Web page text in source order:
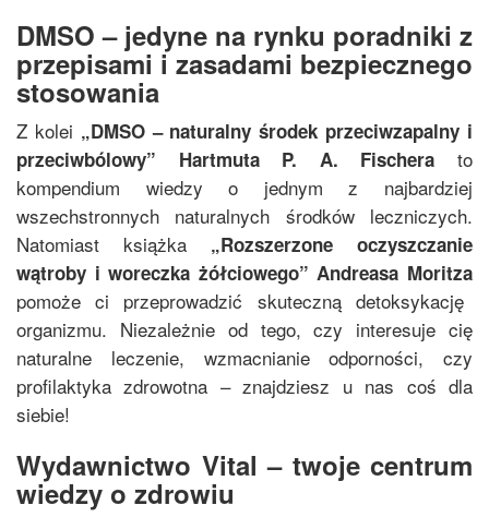
DMSO – jedyne na rynku poradniki z
przepisami i zasadami bezpiecznego
stosowania
Z kolei „DMSO – naturalny środek przeciwzapalny i
przeciwbólowy” Hartmuta P. A. Fischera to
kompendium wiedzy o jednym z najbardziej
wszechstronnych naturalnych środków leczniczych.
Natomiast książka „Rozszerzone oczyszczanie
wątroby i woreczka żółciowego”Andreasa Moritza
pomoże ci przeprowadzić skuteczną detoksykację
organizmu. Niezależnie od tego, czy interesuje cię
naturalne leczenie, wzmacnianie odporności, czy
profilaktyka zdrowotna – znajdziesz u nas coś dla
siebie!
Wydawnictwo Vital – twoje centrum
wiedzy o zdrowiu